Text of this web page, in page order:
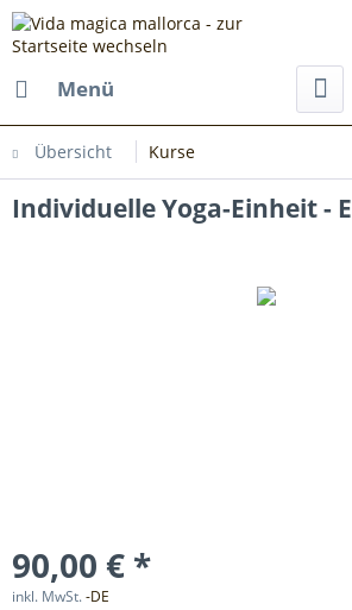
Menü
Übersicht Kurse
Individuelle Yoga-Einheit -
90,00 € *
inkl. MwSt.-DE